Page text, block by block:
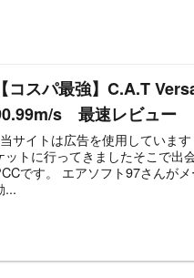
【コスパ最強】C.A.T
s 最速レビュー
サイトは広告を使用しています 2023年8月20日中部エアガンマ
ットに行ってきましたそこで
エアソフト97さんがメーカーを立ち上げて製作している電
...